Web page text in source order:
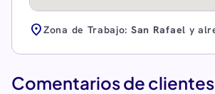
location_onZona de Trabajo: San Rafael y
Comentarios de clientes